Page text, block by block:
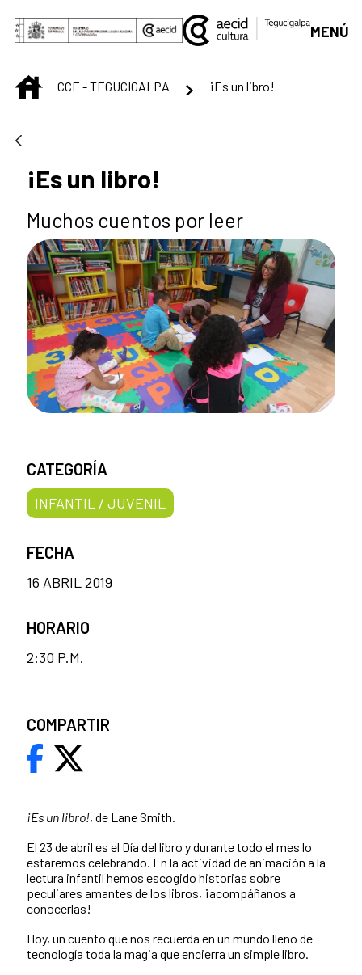
Saltar al contenido principal
MENÚ
INICIOCCE - TEGUCIGALPA ¡Es un libro!
¡Es un libro!
Muchos cuentos por leer
¡Es un libro!, de Lane Smith.
El 23 de abril es el Día del libro y durante todo el mes lo
estaremos celebrando. En la actividad de animación a la
lectura infantil hemos escogido historias sobre
peculiares amantes de los libros, ¡acompáñanos a
conocerlas!
Hoy, un cuento que nos recuerda en un mundo lleno de
tecnología toda la magia que encierra un simple libro.
CATEGORÍA
INFANTIL / JUVENIL
FECHA
16 ABRIL 2019
HORARIO
2:30 P.M.
COMPARTIR